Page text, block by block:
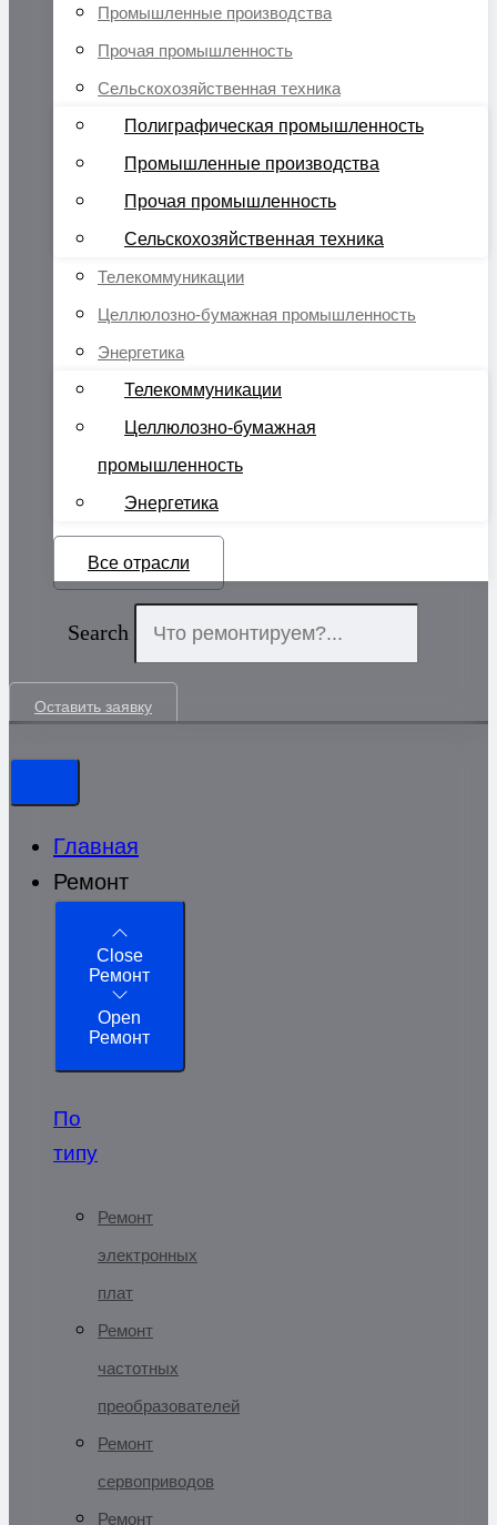
Промышленные производства
Прочая промышленность
Сельскохозяйственная техника
Полиграфическая промышленность
Промышленные производства
Прочая промышленность
Сельскохозяйственная техника
Телекоммуникации
Целлюлозно-бумажная промышленность
Энергетика
Телекоммуникации
Целлюлозно-бумажная
промышленность
Энергетика
Все отрасли
Search
Оставить заявку
Главная
Ремонт
Close
Ремонт
Open
Ремонт
По
типу
Ремонт
электронных
плат
Ремонт
частотных
преобразователей
Ремонт
сервоприводов
Ремонт